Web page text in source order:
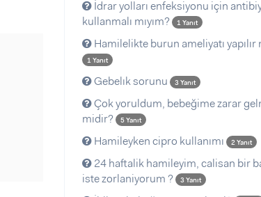
İdrar yolları enfeksiyonu için
kullanmalı mıyım?
1 Yanıt
Hamilelikte burun ameliyatı yapılır
1 Yanıt
Gebelık sorunu 3 Yanıt
Çok yoruldum, bebeğime zarar
midir?
5 Yanıt
Hamileyken cipro kullanımı 2 Yanıt
24 haftalik hamileyim, calisan bir
iste zorlaniyorum ?
3 Yanıt